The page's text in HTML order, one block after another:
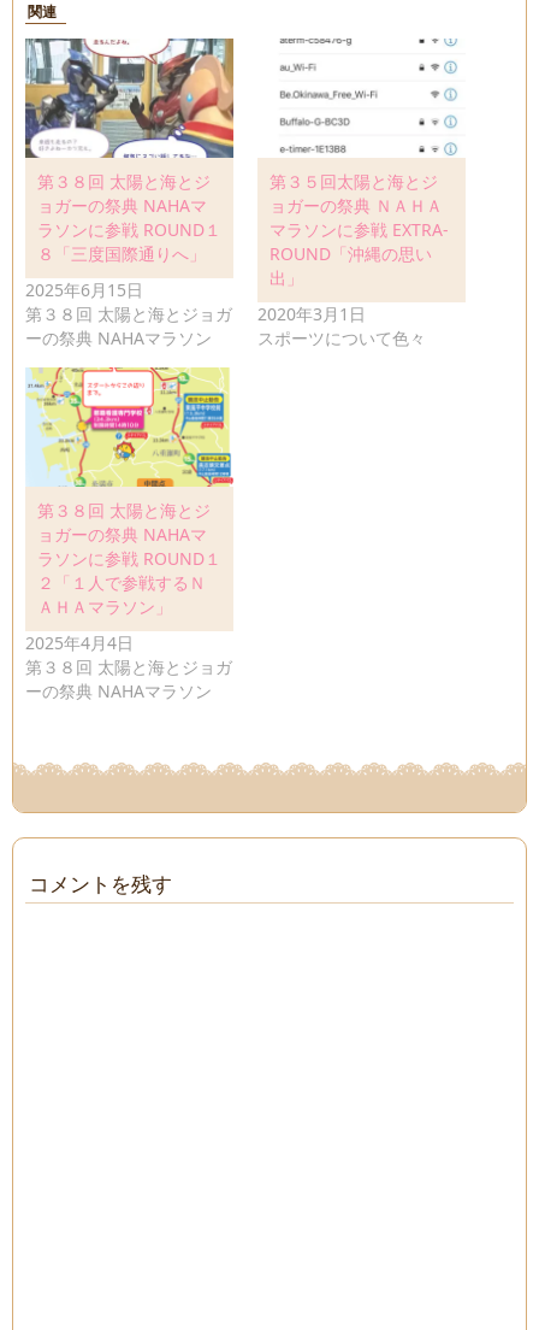
関連
第３８回 太陽と海とジ
ョガーの祭典 NAHAマ
ラソンに参戦 ROUND１
８「三度国際通りへ」
2025年6月15日
第３８回 太陽と海とジョガ
ーの祭典 NAHAマラソン
第３５回太陽と海とジ
ョガーの祭典 ＮＡＨＡ
マラソンに参戦 EXTRA‐
ROUND「沖縄の思い
出」
2020年3月1日
スポーツについて色々
第３８回 太陽と海とジ
ョガーの祭典 NAHAマ
ラソンに参戦 ROUND１
２「１人で参戦するＮ
ＡＨＡマラソン」
2025年4月4日
第３８回 太陽と海とジョガ
ーの祭典 NAHAマラソン
コメントを残す